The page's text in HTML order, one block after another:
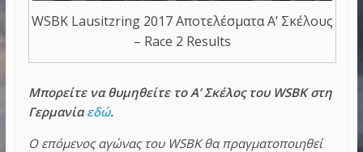
WSBK Lausitzring 2017 Αποτελέσματα Α’ Σκέλους
– Race 2 Results
Μπορείτε να θυμηθείτε το Α’ Σκέλος του WSBK στη
Γερμανίαεδώ.
Ο επόμενος αγώνας του WSBK θα πραγματοποιηθεί